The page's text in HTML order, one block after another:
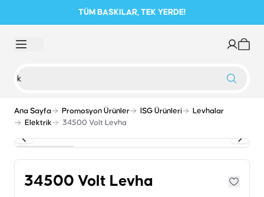
TÜM BASKILAR, TEK YERDE!
Ana Sayfa Promosyon Ürünler İSG Ürünleri
Levhalar
Elektrik
34500 Volt Levha
34500 Volt Levha